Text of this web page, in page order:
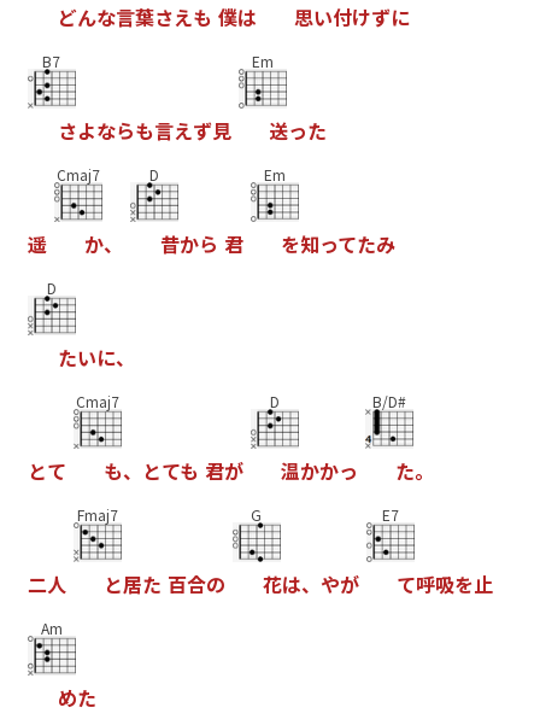
どんな言葉さえも 僕は 思い付けずに
B7
さよならも言えず見
Em
送った
遥
Cmaj7
か、
D
昔から 君
Em
を知ってたみ
D
たいに、
とて
Cmaj7
も、 とても 君が
D
温かかっ
B/D#
た。
二人
Fmaj7
と居た 百合の
G
花は、 やが
E7
て呼吸を止
Am
めた